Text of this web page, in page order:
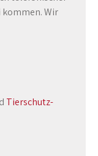
Wir
Tierschutz-